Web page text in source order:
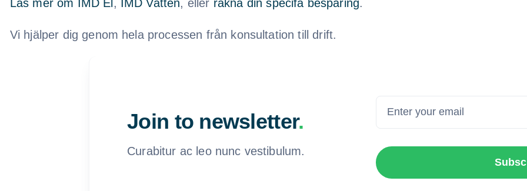
Läs mer om IMD El , IMD Vatten, eller räkna din specifa besparing.
Vi hjälper dig genom hela processen från konsultation till drift.
Join to newsletter.
Curabitur ac leo nunc vestibulum.